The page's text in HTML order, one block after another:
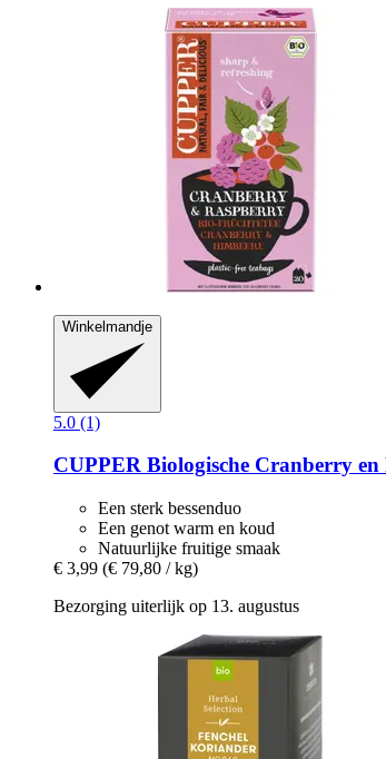
Winkelmandje
5.0 (1)
CUPPER Biologische Cranberry en
Een sterk bessenduo
Een genot warm en koud
Natuurlijke fruitige smaak
€ 3,99 (€ 79,80 / kg)
Bezorging uiterlijk op 13. augustus